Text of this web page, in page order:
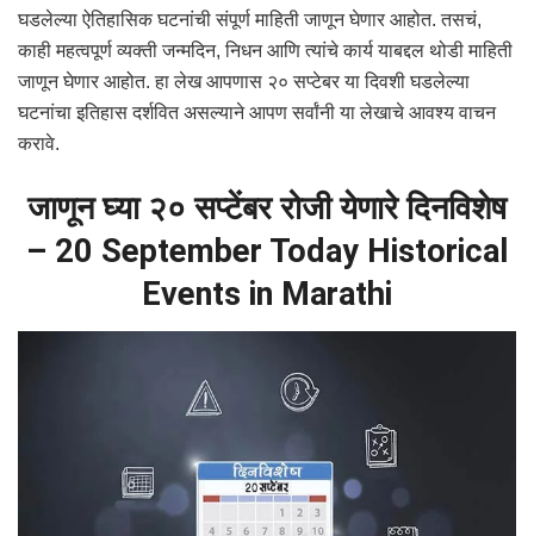
घडलेल्या ऐतिहासिक घटनांची संपूर्ण माहिती जाणून घेणार आहोत. तसचं,
काही महत्वपूर्ण व्यक्ती जन्मदिन, निधन आणि त्यांचे कार्य याबद्दल थोडी माहिती
जाणून घेणार आहोत. हा लेख आपणास २० सप्टेबर या दिवशी घडलेल्या
घटनांचा इतिहास दर्शवित असल्याने आपण सर्वांनी या लेखाचे आवश्य वाचन
करावे.
जाणून घ्या २० सप्टेंबर रोजी येणारे दिनविशेष
– 20 September Today Historical
Events in Marathi